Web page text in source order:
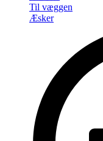
Til væggen
Æsker